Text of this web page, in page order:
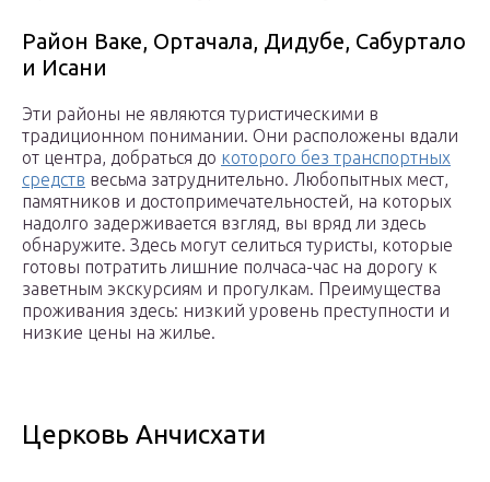
Район Ваке, Ортачала, Дидубе, Сабуртало
и Исани
Эти районы не являются туристическими в
традиционном понимании. Они расположены вдали
от центра, добраться до которого без транспортных
средств весьма затруднительно. Любопытных мест,
памятников и достопримечательностей, на которых
надолго задерживается взгляд, вы вряд ли здесь
обнаружите. Здесь могут селиться туристы, которые
готовы потратить лишние полчаса-час на дорогу к
заветным экскурсиям и прогулкам. Преимущества
проживания здесь: низкий уровень преступности и
низкие цены на жилье.
Церковь Анчисхати